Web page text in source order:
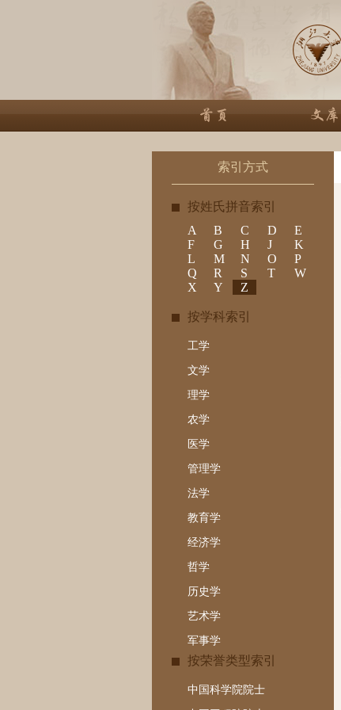
索引方式
按姓氏拼音索引
A
B C D
E
F
G H J
K
L
M N O
P
Q
R S T
W
X
Y Z
按学科索引
工学
文学
理学
农学
医学
管理学
法学
教育学
经济学
哲学
历史学
艺术学
军事学
按荣誉类型索引
中国科学院院士